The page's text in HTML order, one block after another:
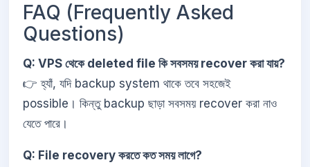
FAQ (Frequently Asked
Questions)
Q: VPS থেকে deleted file কি সবসময় recover করা যায়?
👉 হ্যাঁ, যদি backup system থাকে তবে সহজেই
possible। কিন্তু backup ছাড়া সবসময় recover করা নাও
যেতে পারে।
Q: File recovery করতে কত সময় লাগে?